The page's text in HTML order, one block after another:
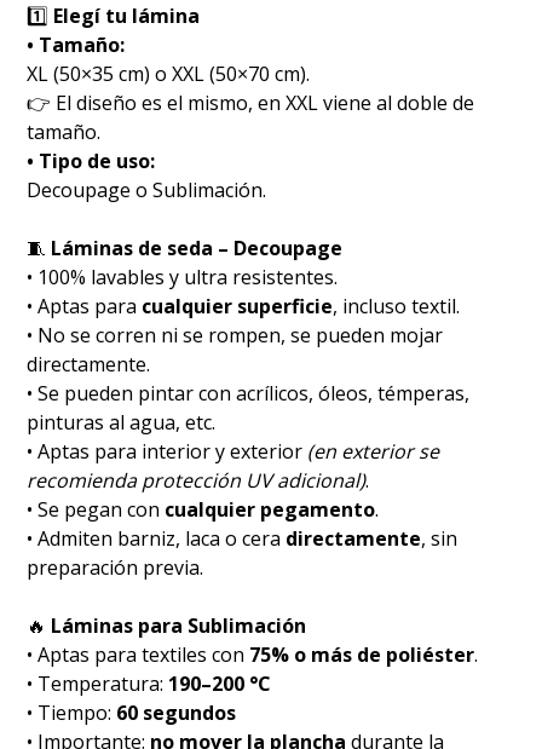
1️⃣ Elegí tu lámina
• Tamaño:
XL (50×35 cm) o XXL (50×70 cm).
👉 El diseño es el mismo, en XXL viene al doble de
tamaño.
• Tipo de uso:
Decoupage o Sublimación.
🧵 Láminas de seda – Decoupage
• 100% lavables y ultra resistentes.
• Aptas para cualquier superficie, incluso textil.
• No se corren ni se rompen, se pueden mojar
directamente.
• Se pueden pintar con acrílicos, óleos, témperas,
pinturas al agua, etc.
• Aptas para interior y exterior (en exterior se
recomienda protección UV adicional).
• Se pegan con cualquier pegamento.
• Admiten barniz, laca o cera directamente, sin
preparación previa.
🔥 Láminas para Sublimación
• Aptas para textiles con 75% o más de poliéster.
• Temperatura: 190–200 °C
• Tiempo: 60 segundos
• Importante: no mover la plancha durante la